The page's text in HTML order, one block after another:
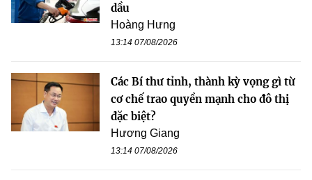
dầu
Hoàng Hưng
13:14 07/08/2026
Các Bí thư tỉnh, thành kỳ vọng gì từ
cơ chế trao quyền mạnh cho đô thị
đặc biệt?
Hương Giang
13:14 07/08/2026